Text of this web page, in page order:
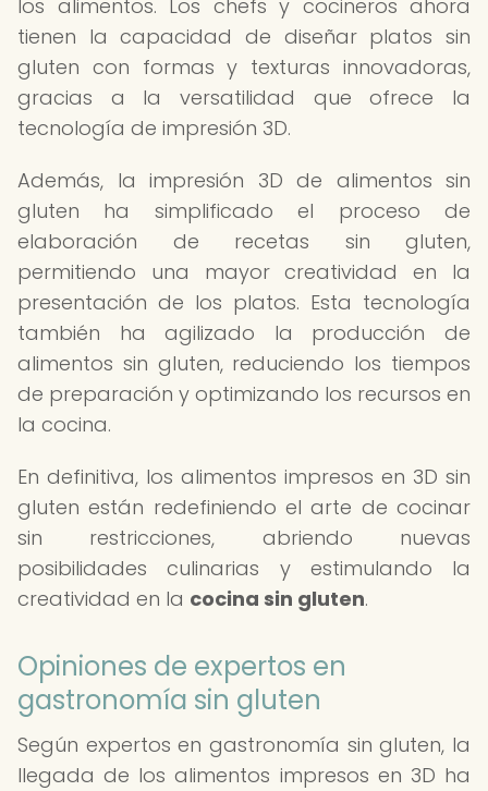
los alimentos. Los chefs y cocineros ahora
tienen la capacidad de diseñar platos sin
gluten con formas y texturas innovadoras,
gracias a la versatilidad que ofrece la
tecnología de impresión 3D.
Además, la impresión 3D de alimentos sin
gluten ha simplificado el proceso de
elaboración de recetas sin gluten,
permitiendo una mayor creatividad en la
presentación de los platos. Esta tecnología
también ha agilizado la producción de
alimentos sin gluten, reduciendo los tiempos
de preparación y optimizando los recursos en
la cocina.
En definitiva, los alimentos impresos en 3D sin
gluten están redefiniendo el arte de cocinar
sin restricciones, abriendo nuevas
posibilidades culinarias y estimulando la
creatividad en la cocina sin gluten.
Opiniones de expertos en
gastronomía sin gluten
Según expertos en gastronomía sin gluten, la
llegada de los alimentos impresos en 3D ha